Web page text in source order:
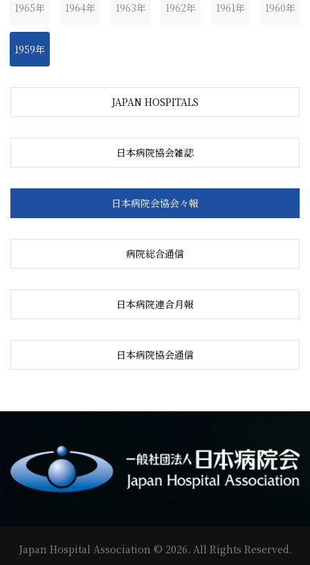
1965年 1964年 1963年 1962年 1961年 1960年
1959年
JAPAN HOSPITALS
日本病院協会雑誌
日本病院会協会々報
病院総合通信
日本病院連合月報
日本病院協会通信
Japan Hospital Association © 2026. All Rights Reserved.